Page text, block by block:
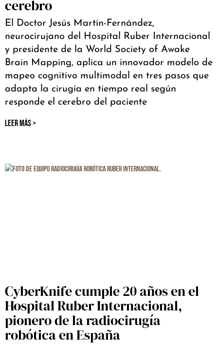
cerebro
El Doctor Jesús Martín-Fernández,
neurocirujano del Hospital Ruber Internacional
y presidente de la World Society of Awake
Brain Mapping, aplica un innovador modelo de
mapeo cognitivo multimodal en tres pasos que
adapta la cirugía en tiempo real según
responde el cerebro del paciente
LEER MÁS >
CyberKnife cumple 20 años en el
Hospital Ruber Internacional,
pionero de la radiocirugía
robótica en España